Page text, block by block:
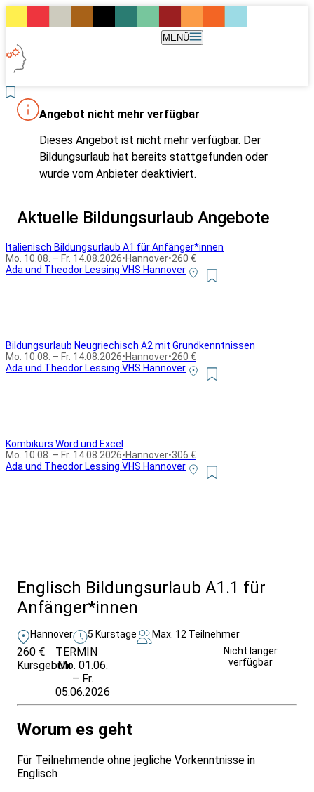
MENÜ
Angebot nicht mehr verfügbar
Dieses Angebot ist nicht mehr verfügbar. Der
Bildungsurlaub hat bereits stattgefunden oder
wurde vom Anbieter deaktiviert.
Aktuelle Bildungsurlaub Angebote
Italienisch Bildungsurlaub A1 für Anfänger*innen
Mo. 10.08. – Fr. 14.08.2026•Hannover•260 €
Ada und Theodor Lessing VHS Hannover
Bildungsurlaub Neugriechisch A2 mit Grundkenntnissen
Mo. 10.08. – Fr. 14.08.2026•Hannover•260 €
Ada und Theodor Lessing VHS Hannover
Kombikurs Word und Excel
Mo. 10.08. – Fr. 14.08.2026•Hannover•306 €
Ada und Theodor Lessing VHS Hannover
Englisch Bildungsurlaub A1.1 für
Anfänger*innen
Hannover 5 Kurstage Max. 12 Teilnehmer
260 €
Kursgebühr
TERMIN
Mo. 01.06.
– Fr.
05.06.2026
Nicht länger
verfügbar
Worum es geht
Für Teilnehmende ohne jegliche Vorkenntnisse in
Englisch